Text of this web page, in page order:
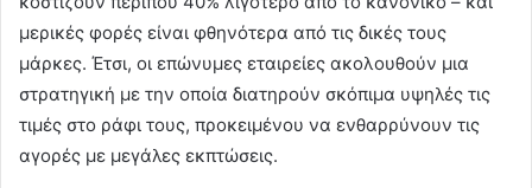
μερικές φορές είναι φθηνότερα από τις δικές τους
μάρκες. Έτσι, οι επώνυμες εταιρείες ακολουθούν μια
στρατηγική με την οποία διατηρούν σκόπιμα υψηλές τις
τιμές στο ράφι τους, προκειμένου να ενθαρρύνουν τις
αγορές με μεγάλες εκπτώσεις.